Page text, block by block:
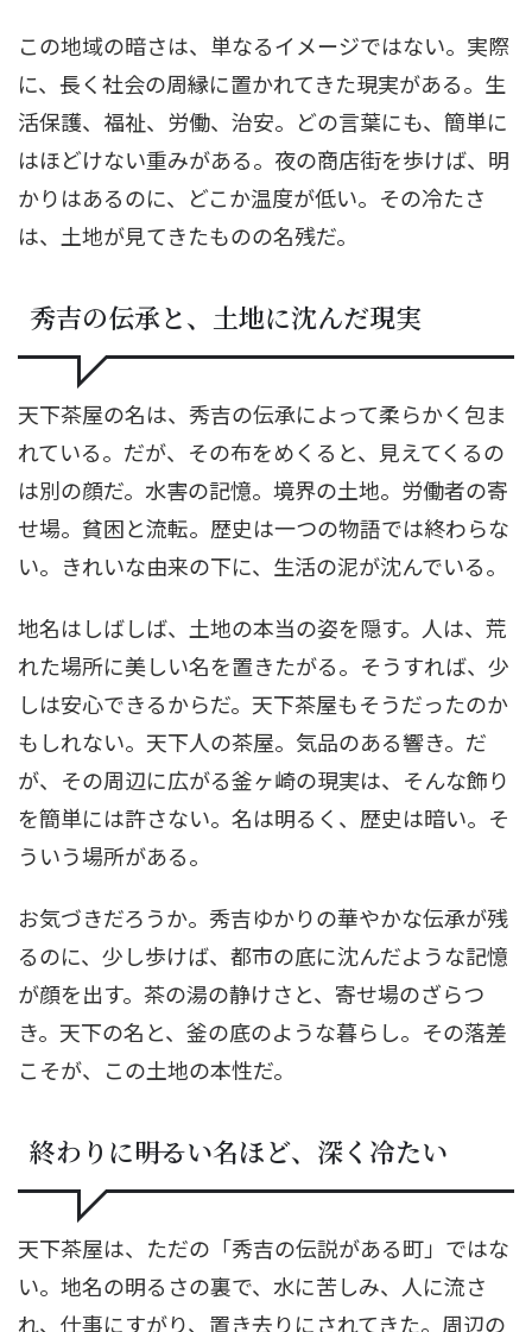
この地域の暗さは、単なるイメージではない。実際
に、長く社会の周縁に置かれてきた現実がある。生
活保護、福祉、労働、治安。どの言葉にも、簡単に
はほどけない重みがある。夜の商店街を歩けば、明
かりはあるのに、どこか温度が低い。その冷たさ
は、土地が見てきたものの名残だ。
秀吉の伝承と、土地に沈んだ現実
天下茶屋の名は、秀吉の伝承によって柔らかく包ま
れている。だが、その布をめくると、見えてくるの
は別の顔だ。水害の記憶。境界の土地。労働者の寄
せ場。貧困と流転。歴史は一つの物語では終わらな
い。きれいな由来の下に、生活の泥が沈んでいる。
地名はしばしば、土地の本当の姿を隠す。人は、荒
れた場所に美しい名を置きたがる。そうすれば、少
しは安心できるからだ。天下茶屋もそうだったのか
もしれない。天下人の茶屋。気品のある響き。だ
が、その周辺に広がる釜ヶ崎の現実は、そんな飾り
を簡単には許さない。名は明るく、歴史は暗い。そ
ういう場所がある。
お気づきだろうか。秀吉ゆかりの華やかな伝承が残
るのに、少し歩けば、都市の底に沈んだような記憶
が顔を出す。茶の湯の静けさと、寄せ場のざらつ
き。天下の名と、釜の底のような暮らし。その落差
こそが、この土地の本性だ。
終わりに――明るい名ほど、深く冷たい
天下茶屋は、ただの「秀吉の伝説がある町」ではな
い。地名の明るさの裏で、水に苦しみ、人に流さ
れ、仕事にすがり、置き去りにされてきた。周辺の